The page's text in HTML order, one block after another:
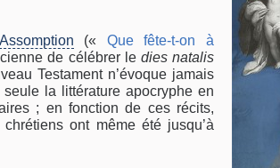
Assomption (« Que fête-t-on à
de célébrer le dies natalis
Testament n’évoque jamais
la littérature apocryphe en
; en fonction de ces récits,
ont même été jusqu’à